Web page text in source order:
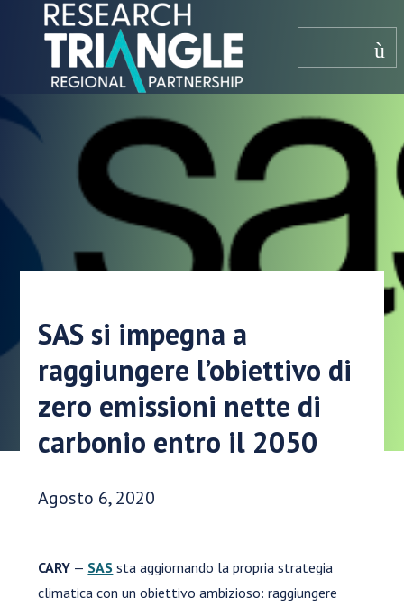
Salta al contenuto
menù
SAS si impegna a
raggiungere l’obiettivo di
zero emissioni nette di
carbonio entro il 2050
Data di pubblicazione:
Agosto 6, 2020
CARY — SAS sta aggiornando la propria strategia
climatica con un obiettivo ambizioso: raggiungere